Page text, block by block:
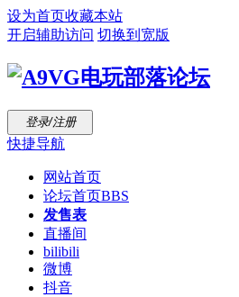
设为首页收藏本站
开启辅助访问 切换到宽版
登录/注册
快捷导航
网站首页
论坛首页BBS
发售表
直播间
bilibili
微博
抖音